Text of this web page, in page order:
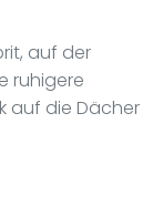
auf der
ruhigere
auf die Dächer